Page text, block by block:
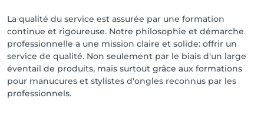
La qualité du service est assurée par une formation
continue et rigoureuse. Notre philosophie et démarche
professionnelle a une mission claire et solide: offrir un
service de qualité. Non seulement par le biais d'un large
éventail de produits, mais surtout grâce aux formations
pour manucures et stylistes d'ongles reconnus par les
professionnels.